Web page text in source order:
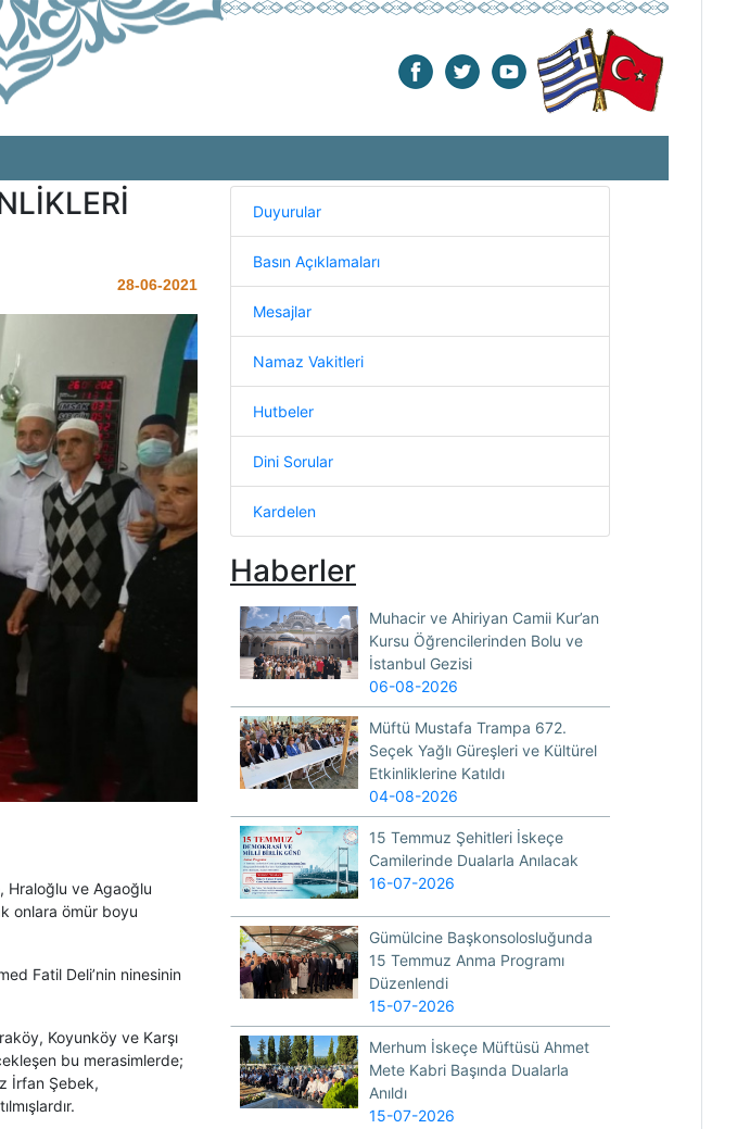
28-06-2021
Hraloğlu ve Agaoğlu
onlara ömür boyu
Fatil Deli’nin ninesinin
Koyunköy ve Karşı
bu merasimlerde;
İrfan Şebek,
Duyurular
Basın Açıklamaları
Mesajlar
Namaz Vakitleri
Hutbeler
Dini Sorular
Kardelen
Haberler
Muhacir ve Ahiriyan Camii Kur’an
Kursu Öğrencilerinden Bolu ve
İstanbul Gezisi
06-08-2026
Müftü Mustafa Trampa 672.
Seçek Yağlı Güreşleri ve Kültürel
Etkinliklerine Katıldı
04-08-2026
15 Temmuz Şehitleri İskeçe
Camilerinde Dualarla Anılacak
16-07-2026
Gümülcine Başkonsolosluğunda
15 Temmuz Anma Programı
Düzenlendi
15-07-2026
Merhum İskeçe Müftüsü Ahmet
Mete Kabri Başında Dualarla
Anıldı
15-07-2026